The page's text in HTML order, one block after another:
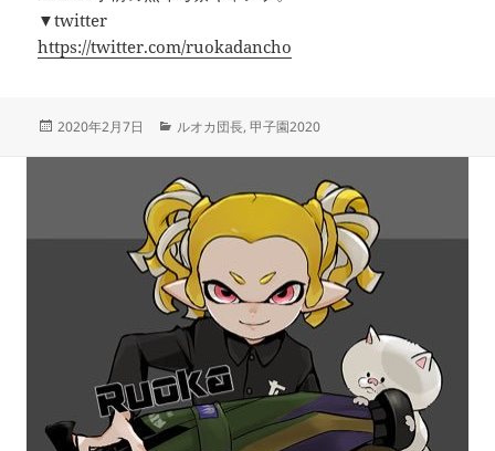
▼twitter
https://twitter.com/ruokadancho
投
2020年2月7日
カ
リ
ー
ルオカ団長,甲子園2020